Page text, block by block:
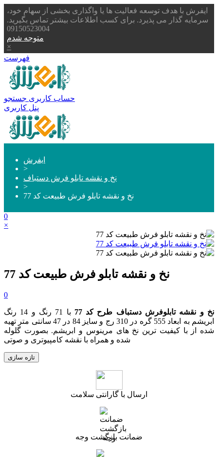
ایفرش با هدف توسعه فعالیت ها یا واگذاری بخشی از سهام خود،
سرمایه گذار می پذیرد. برای کسب اطلاعات بیشتر تماس بگیرید.
09150523004
متوجه شدم
×
فهرست
حساب کاربری جستجو
پنل کاربری
ایفرش
>
نخ و نقشه تابلو فرش دستباف
>
نخ و نقشه تابلو فرش طبیعت کد 77
0
×
نخ و نقشه تابلو فرش طبیعت کد 77
0
نخ و نقشه تابلوفرش دستباف طرح کد 77
با 71 رنگ و 14 رنگ
ابریشم به ابعاد 555 گره در 310 رج و سایز 84 در 47 سانتی متر تهیه
شده از با کیفیت ترین نخ های مرینوس و ابریشم. بصورت گلوله
شده و همراه با نقشه کامپیوتری و صوتی
ارسال با گارانتی سلامت
ضمانت بازگشت وجه